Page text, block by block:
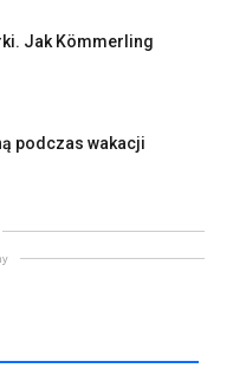
Jak Kömmerling
podczas wakacji